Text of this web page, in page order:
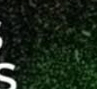
a un anónimo
Diario ASDF, siglo
DESTACADAS